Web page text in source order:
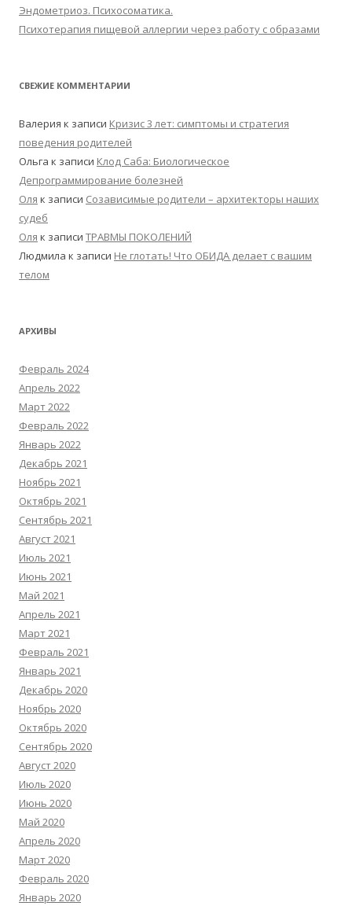
Эндометриоз. Психосоматика.
Психотерапия пищевой аллергии через работу с образами
СВЕЖИЕ КОММЕНТАРИИ
Валерия к записи Кризис 3 лет: симптомы и стратегия
поведения родителей
Ольга к записи Клод Саба: Биологическое
Депрограммирование болезней
Оля к записи Созависимые родители – архитекторы наших
судеб
Оля к записи ТРАВМЫ ПОКОЛЕНИЙ
Людмила к записи Не глотать! Что ОБИДА делает с вашим
телом
АРХИВЫ
Февраль 2024
Апрель 2022
Март 2022
Февраль 2022
Январь 2022
Декабрь 2021
Ноябрь 2021
Октябрь 2021
Сентябрь 2021
Август 2021
Июль 2021
Июнь 2021
Май 2021
Апрель 2021
Март 2021
Февраль 2021
Январь 2021
Декабрь 2020
Ноябрь 2020
Октябрь 2020
Сентябрь 2020
Август 2020
Июль 2020
Июнь 2020
Май 2020
Апрель 2020
Март 2020
Февраль 2020
Январь 2020